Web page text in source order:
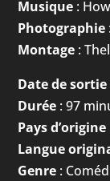
Musique :
Photographie
Montage :
Date de sortie
Durée : 97
Pays d’origine
Langue
Genre :